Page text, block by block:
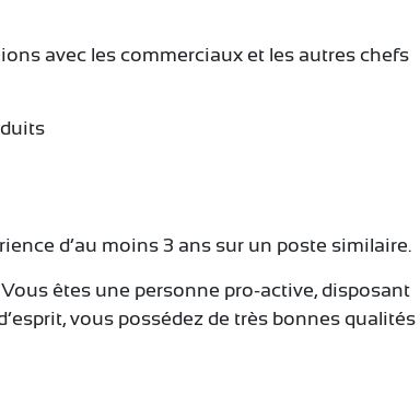
avec les commerciaux et les autres chefs
d’au moins 3 ans sur un poste similaire.
êtes une personne pro-active, disposant
vous possédez de très bonnes qualités